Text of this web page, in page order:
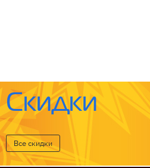
Скидки
Все cкидки